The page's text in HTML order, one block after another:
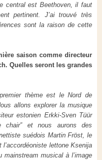
central est Beethoven, il faut
pertinent. J’ai trouvé très
sont la raison de cette
saison comme directeur
. Quelles seront les grandes
thème est le Nord de
allons explorer la musique
estonien Erkki-Sven Tüür
chair” et nous aurons des
suédois Martin Fröst, le
lettone Ksenija
musical à l’image